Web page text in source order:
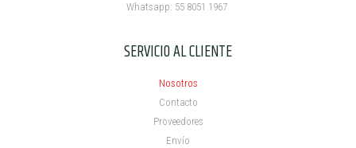
Whatsapp: 55 8051 1967
SERVICIO AL CLIENTE
Nosotros
Contacto
Proveedores
Envío